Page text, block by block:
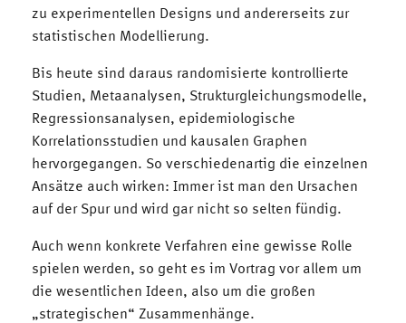
zu experimentellen Designs und andererseits zur
statistischen Modellierung.
Bis heute sind daraus randomisierte kontrollierte
Studien, Metaanalysen, Strukturgleichungsmodelle,
Regressionsanalysen, epidemiologische
Korrelationsstudien und kausalen Graphen
hervorgegangen. So verschiedenartig die einzelnen
Ansätze auch wirken: Immer ist man den Ursachen
auf der Spur und wird gar nicht so selten fündig.
Auch wenn konkrete Verfahren eine gewisse Rolle
spielen werden, so geht es im Vortrag vor allem um
die wesentlichen Ideen, also um die großen
„strategischen“ Zusammenhänge.